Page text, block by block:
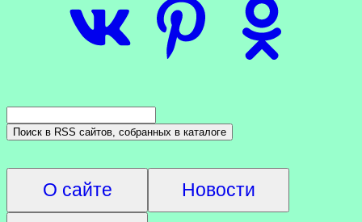
О сайте Новости